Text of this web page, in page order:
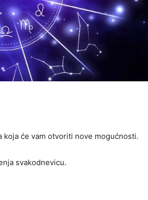
koja će vam otvoriti nove mogućnosti.
svakodnevicu.